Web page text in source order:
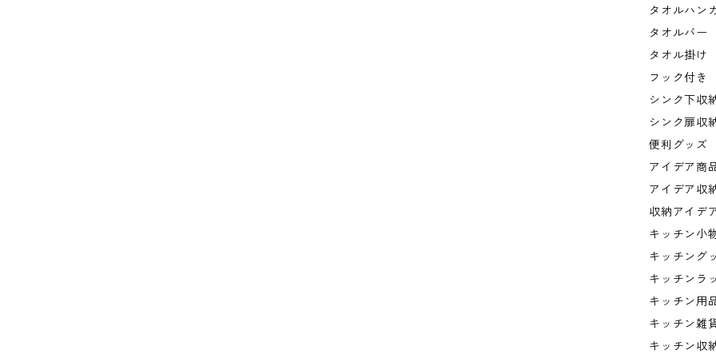
タオルハン
タオルバー
タオル掛け
フック付き
シンク下収
シンク扉収
便利グッズ
アイデア商
アイデア収
収納アイデ
キッチン小
キッチング
キッチンラ
キッチン用
キッチン雑
キッチン収